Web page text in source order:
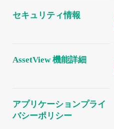
セキュリティ情報
AssetView 機能詳細
アプリケーションプライ
バシーポリシー